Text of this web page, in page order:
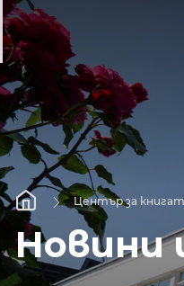
Център за
Новини